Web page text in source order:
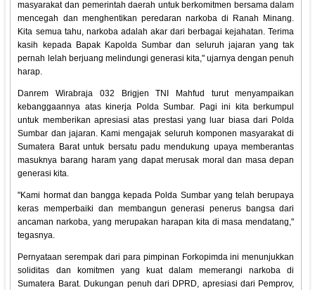
masyarakat dan pemerintah daerah untuk berkomitmen bersama dalam
mencegah dan menghentikan peredaran narkoba di Ranah Minang.
Kita semua tahu, narkoba adalah akar dari berbagai kejahatan. Terima
kasih kepada Bapak Kapolda Sumbar dan seluruh jajaran yang tak
pernah lelah berjuang melindungi generasi kita," ujarnya dengan penuh
harap.
Danrem Wirabraja 032 Brigjen TNI Mahfud turut menyampaikan
kebanggaannya atas kinerja Polda Sumbar. Pagi ini kita berkumpul
untuk memberikan apresiasi atas prestasi yang luar biasa dari Polda
Sumbar dan jajaran. Kami mengajak seluruh komponen masyarakat di
Sumatera Barat untuk bersatu padu mendukung upaya memberantas
masuknya barang haram yang dapat merusak moral dan masa depan
generasi kita.
"Kami hormat dan bangga kepada Polda Sumbar yang telah berupaya
keras memperbaiki dan membangun generasi penerus bangsa dari
ancaman narkoba, yang merupakan harapan kita di masa mendatang,"
tegasnya.
Pernyataan serempak dari para pimpinan Forkopimda ini menunjukkan
soliditas dan komitmen yang kuat dalam memerangi narkoba di
Sumatera Barat. Dukungan penuh dari DPRD, apresiasi dari Pemprov,